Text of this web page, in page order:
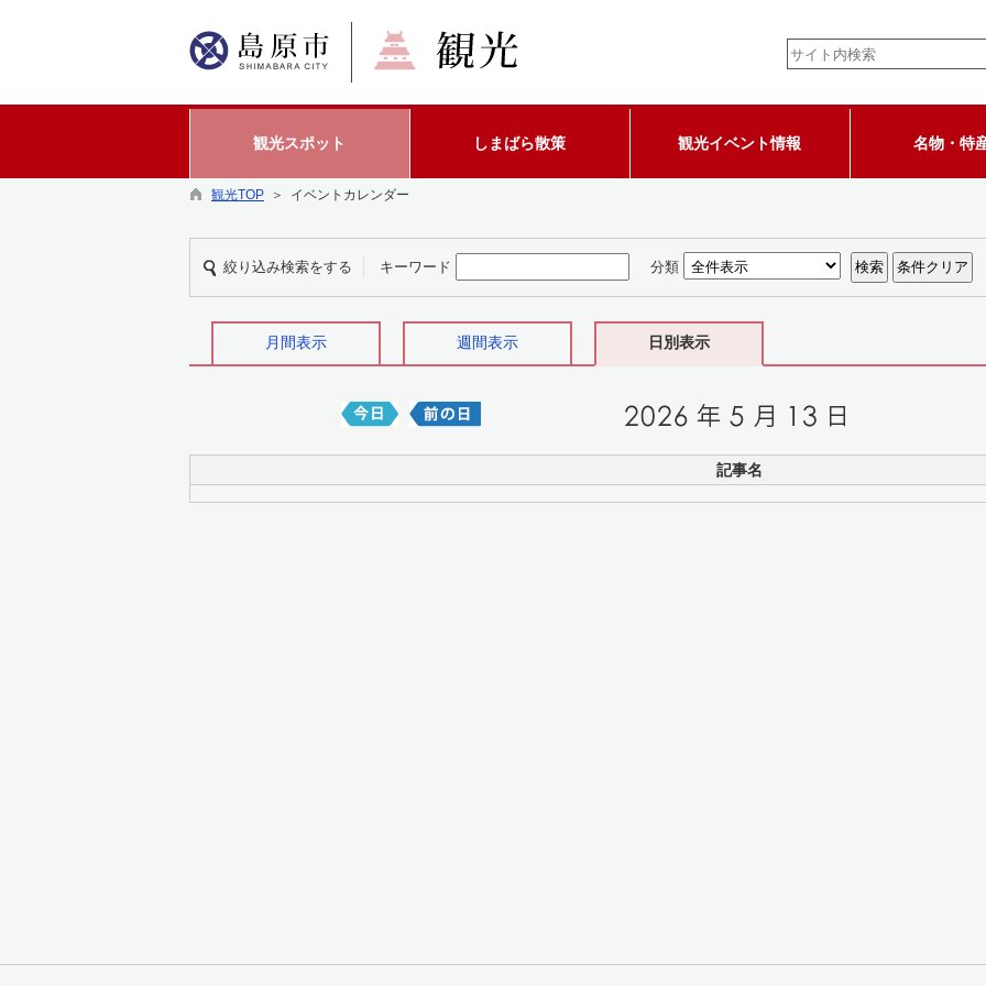
観光スポット しまばら散策 観光イベント情報 名物・特
観光TOP ＞ イベントカレンダー
絞り込み検索をする キーワード 分類
月間表示 週間表示 日別表示
記事名